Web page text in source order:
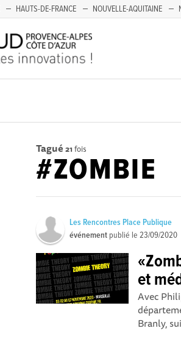
HAUTS-DE-FRANCE NOUVELLE-AQUITAINE
Tagué 21 fois
#ZOMBIE
Les Rencontres Place Publique
événement publié le23/09/2020
et
Avec
Branly,